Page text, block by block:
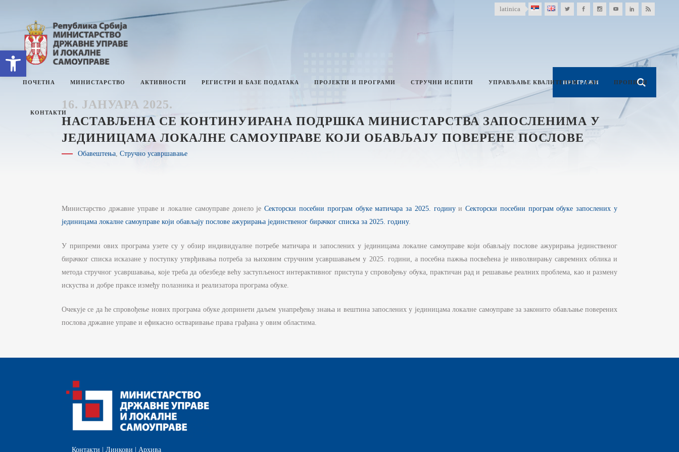
Open toolbar
latinica
ПОЧЕТНА МИНИСТАРСТВО
О МИНИСТАРСТВУ
СЕКТОРИ
УПРАВНИ ИНСПЕКТОРАТ
ЕТИКА И ИНТЕГРИТЕТ
ЗНАЧАЈА И ИНФОРМАЦИЈЕ У ВЕЗИ
ЈАВНОСТИ РАДА МИНИСТАРСТВА
ДРЖАВНЕ УПРАВЕ И ЛОКАЛНЕ
БУЏЕТ МИНИСТАРСТВА
ЈАВНЕ НАБАВКЕ
АКТИВНОСТИ РЕГИСТРИ И БАЗЕ ПОДАТАКА ПРОЈЕКТИ И ПРОГРАМИ СТРУЧНИ ИСПИТИ УПРАВЉАЊЕ КВАЛИТЕТОМ – CAF ПРОПИСИ
КОНТАКТИ
16. ЈАНУАРА 2025.
НАСТАВЉЕНА СЕ КОНТИНУИРАНА ПОДРШКА МИНИСТАРСТВА ЗАПОСЛЕНИМА У
ЈЕДИНИЦАМА ЛОКАЛНЕ САМОУПРАВЕ КОЈИ ОБАВЉАЈУ ПОВЕРЕНЕ ПОСЛОВЕ
Обавештења, Стручно усавршавање
Министарство државне управе и локалне самоуправе донело јеСекторски посебни програм обуке матичара за 2025. годинуиСекторски посебни програм обуке запослених у
јединицама локалне самоуправе који обављају послове ажурирања јединственог бирачког списка за 2025. годину.
У припреми ових програма узете су у обзир индивидуалне потребе матичара и запослених у јединицама локалне самоуправе који обављају послове ажурирања јединственог
бирачког списка исказане у поступку утврђивања потреба за њиховим стручним усавршавањем у 2025. години, а посебна пажња посвећена је инволвирању савремних облика и
метода стручног усавршавања, које треба да обезбеде већу заступљеност интерактивног приступа у спровођењу обука, практичан рад и решавање реалних проблема, као и размену
искуства и добре праксе између полазника и реализатора програма обуке.
Очекује се да ће спровођење нових програма обуке допринети даљем унапређењу знања и вештина запослених у јединицама локалне самоуправе за законито обављање поверених
послова државне управе и ефикасно остваривање права грађана у овим областима.
Контакти Линкови Архива